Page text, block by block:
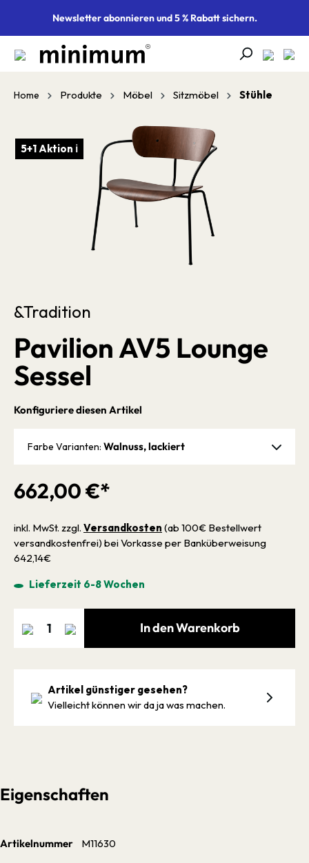
springenNewsletter abonnieren und 5 % Rabatt sichern.
Home Produkte Möbel Sitzmöbel Stühle
Bildergalerie überspringen
5+1 Aktion ℹ
&Tradition
Pavilion AV5 Lounge
Sessel
662,00 €*
inkl. MwSt. zzgl. Versandkosten (ab 100€ Bestellwert
versandkostenfrei) bei Vorkasse per Banküberweisung
642,14€
Lieferzeit 6-8 Wochen
Konfiguriere diesen Artikel
Farbe Varianten: Walnuss, lackiert
In den Warenkorb
Artikel günstiger gesehen?
Vielleicht können wir da ja was machen.
Eigenschaften
Artikelnummer M11630